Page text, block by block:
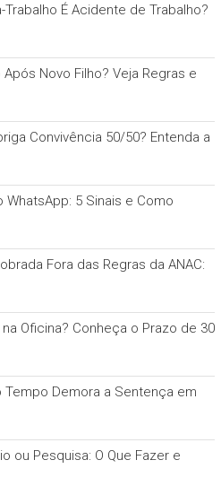
É Acidente de Trabalho?
Novo Filho? Veja Regras e
Convivência 50/50? Entenda a
WhatsApp: 5 Sinais e Como
Fora das Regras da ANAC:
Oficina? Conheça o Prazo de 30
Tempo Demora a Sentença em
ou Pesquisa: O Que Fazer e